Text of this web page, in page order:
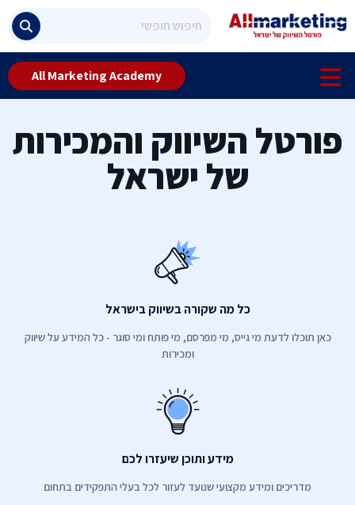
All Marketing Academy
פורטל השיווק והמכירות
של ישראל
כל מה שקורה בשיווק בישראל
כאן תוכלו לדעת מי גייס, מי מפרסם, מי פותח ומי סוגר - כל המידע על שיווק
ומכירות
מידע ותוכן שיעזרו לכם
מדריכים ומידע מקצועי שנועד לעזור לכל בעלי התפקידים בתחום